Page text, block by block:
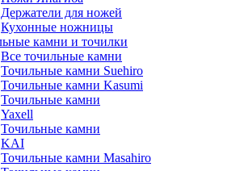
Держатели для ножей
Кухонные ножницы
камни и точилки
Все точильные камни
Точильные камни Suehiro
Точильные камни Kasumi
Точильные камни
Yaxell
Точильные камни
KAI
Точильные камни Masahiro